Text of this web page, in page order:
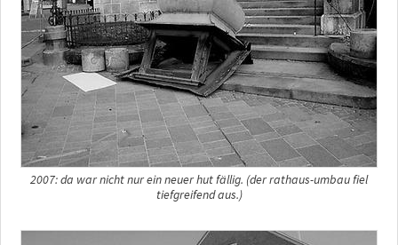
2007: da war nicht nur ein neuer hut fällig. (der rathaus-umbau fiel
tiefgreifend aus.)